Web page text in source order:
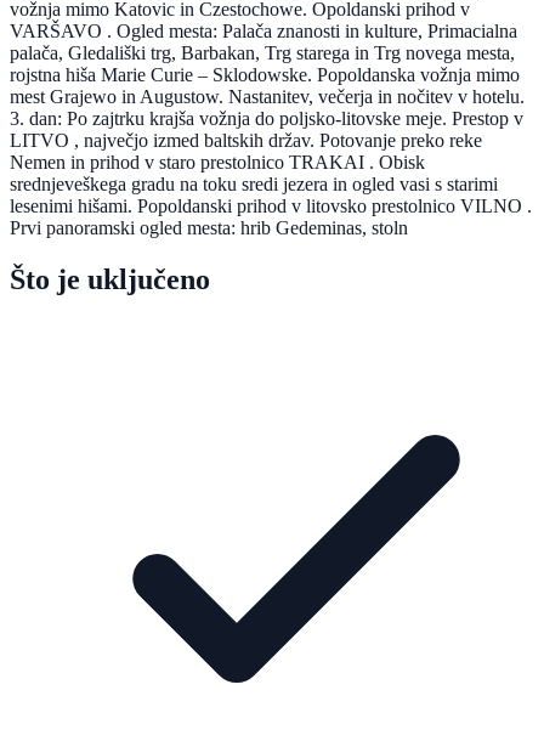
vožnja mimo Katovic in Czestochowe. Opoldanski prihod v
VARŠAVO . Ogled mesta: Palača znanosti in kulture, Primacialna
palača, Gledališki trg, Barbakan, Trg starega in Trg novega mesta,
rojstna hiša Marie Curie – Sklodowske. Popoldanska vožnja mimo
mest Grajewo in Augustow. Nastanitev, večerja in nočitev v hotelu.
3. dan: Po zajtrku krajša vožnja do poljsko-litovske meje. Prestop v
LITVO , največjo izmed baltskih držav. Potovanje preko reke
Nemen in prihod v staro prestolnico TRAKAI . Obisk
srednjeveškega gradu na toku sredi jezera in ogled vasi s starimi
lesenimi hišami. Popoldanski prihod v litovsko prestolnico VILNO .
Prvi panoramski ogled mesta: hrib Gedeminas, stoln
Što je uključeno